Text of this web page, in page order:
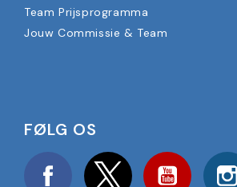
Team Prijsprogramma
Jouw Commissie & Team
FØLG OS
Facebook Twitter YouTube